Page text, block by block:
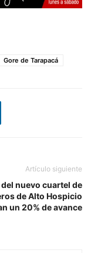
Gore de Tarapacá
Artículo siguiente
nuevo cuartel de
de Alto Hospicio
un 20% de avance